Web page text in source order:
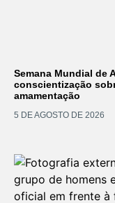
Semana Mundial de
conscientização
amamentação
5 DE AGOSTO DE 2026